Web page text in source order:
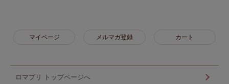
マイページ メルマガ登録 カート
ロマプリ トップページへ